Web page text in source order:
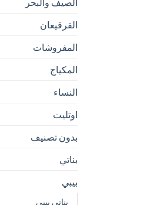
القرقيعان
المفروشات
المكياج
النساء
اوتليت
بدون تصنيف
بناتي
بيبي
بناتي بيبي